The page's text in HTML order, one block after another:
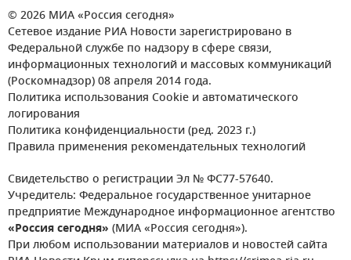
© 2026 МИА «Россия сегодня»
Сетевое издание РИА Новости зарегистрировано в
Федеральной службе по надзору в сфере связи,
информационных технологий и массовых коммуникаций
(Роскомнадзор) 08 апреля 2014 года.
Политика использования Cookie и автоматического
логирования
Политика конфиденциальности (ред. 2023 г.)
Правила применения рекомендательных технологий
Свидетельство о регистрации Эл № ФС77-57640.
Учредитель: Федеральное государственное унитарное
предприятие Международное информационное агентство
«Россия сегодня» (МИА «Россия сегодня»).
При любом использовании материалов и новостей сайта